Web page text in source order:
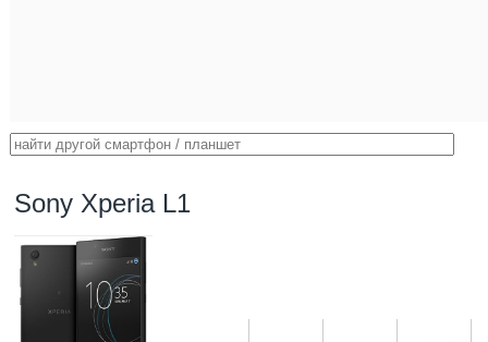
Sony Xperia L1